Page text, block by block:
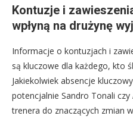
Kontuzje i
wpłyną na drużynę
Informacje o kontuzjach i
są kluczowe dla każdego, kto
Jakiekolwiek absencje
potencjalnie Sandro Tonali
trenera do znaczących zmian